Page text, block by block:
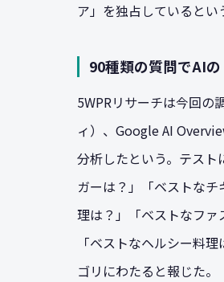
ア」を独占しているとい
90種類の質問でAI
5WPRリサーチは今回
ィ）、Google AI
分析したという。テス
ガーは？」「ベストな
理は？」「ベストなファ
「ベストなヘルシー料
ゴリにわたると報じた。